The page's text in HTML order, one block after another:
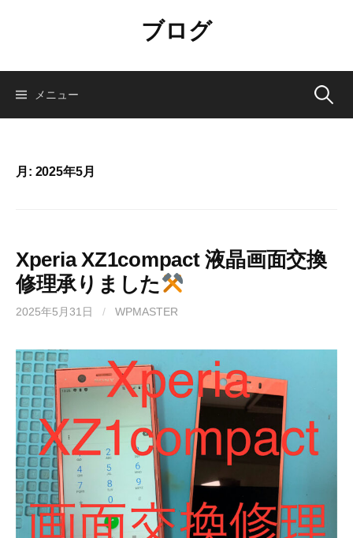
ン
ブログ
メニュー 検
月: 2025年5月
Xperia XZ1compact 液晶画面交換
修理承りました
2025年5月31日 / WPMASTER